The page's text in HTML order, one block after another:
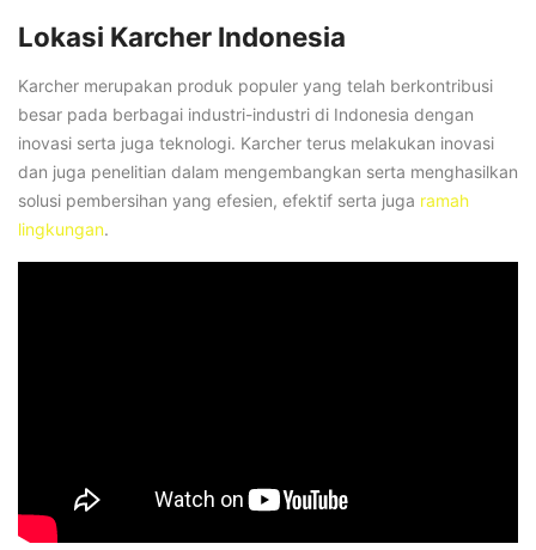
Lokasi Karcher Indonesia
Karcher merupakan produk populer yang telah berkontribusi
besar pada berbagai industri-industri di Indonesia dengan
inovasi serta juga teknologi. Karcher terus melakukan inovasi
dan juga penelitian dalam mengembangkan serta menghasilkan
solusi pembersihan yang efesien, efektif serta juga ramah
lingkungan.